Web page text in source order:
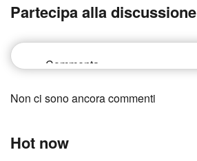
Partecipa alla discussione
Non ci sono ancora commenti
Hot now